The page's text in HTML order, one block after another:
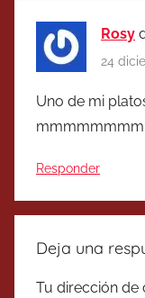
Rosy
24
Uno de mi
Responder
Deja una
Tu dirección de